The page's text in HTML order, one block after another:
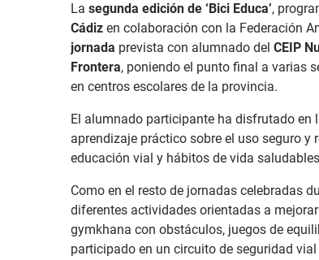
La segunda edición de ‘Bici Educa’,
Cádiz en colaboración con la Federación
jornada prevista con alumnado del CEIP
Frontera, poniendo el punto final a varias
en centros escolares de la provincia.
El alumnado participante ha disfrutado en
aprendizaje práctico sobre el uso seguro
educación vial y hábitos de vida
Como en el resto de jornadas celebradas
diferentes actividades orientadas a
gymkhana con obstáculos, juegos de
participado en un circuito de seguridad